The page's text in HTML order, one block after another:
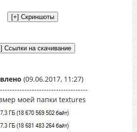
(09.06.2017, 11:27)
моей папки textures